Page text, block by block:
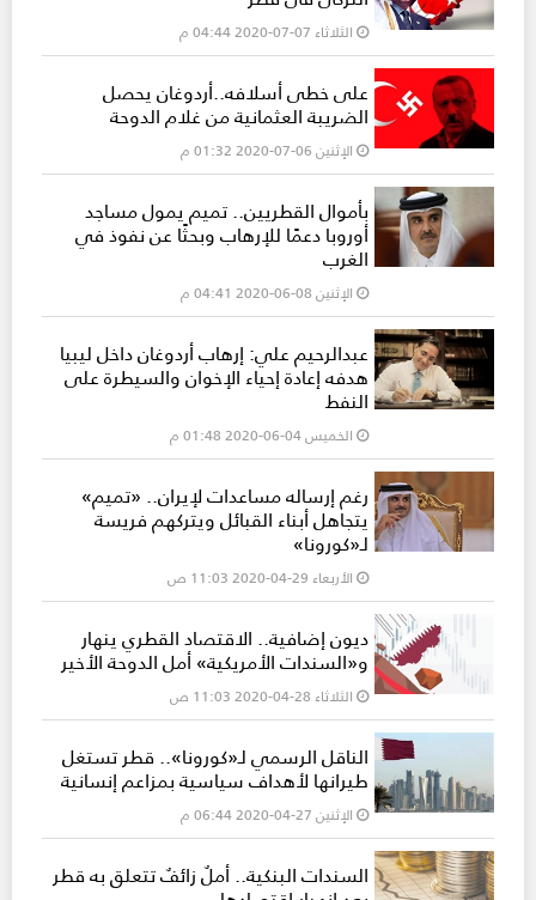
الثلاثاء 07-07-2020 04:44 م
على خطى أسلافه..أردوغان يحصل
الضريبة العثمانية من غلام الدوحة
الإثنين 06-07-2020 01:32 م
بأموال القطريين.. تميم يمول مساجد
أوروبا دعمًا للإرهاب وبحثًا عن نفوذ في
الغرب
الإثنين 08-06-2020 04:41 م
عبدالرحيم علي: إرهاب أردوغان داخل ليبيا
هدفه إعادة إحياء الإخوان والسيطرة على
النفط
الخميس 04-06-2020 01:48 م
رغم إرساله مساعدات لإيران.. «تميم»
يتجاهل أبناء القبائل ويتركهم فريسة
لـ«كورونا»
الأربعاء 29-04-2020 11:03 ص
ديون إضافية.. الاقتصاد القطري ينهار
و«السندات الأمريكية» أمل الدوحة الأخير
الثلاثاء 28-04-2020 11:03 ص
الناقل الرسمي لـ«كورونا».. قطر تستغل
طيرانها لأهداف سياسية بمزاعم إنسانية
الإثنين 27-04-2020 06:44 م
السندات البنكية.. أملٌ زائفٌ تتعلق به قطر